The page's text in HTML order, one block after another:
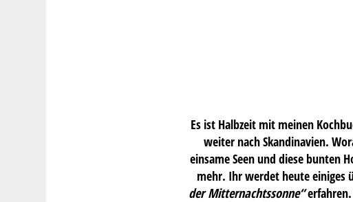
Es ist Halbzeit mit meinen
weiter nach Skandinavien.
einsame Seen und diese bunten
mehr. Ihr werdet heute einiges
der Mitternachtssonne“erfahren.